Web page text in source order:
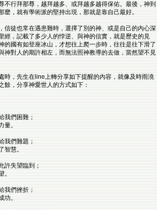
不行拜那尊，越拜越多、或拜越多越得保佑。最後，神到
麼，就有學術派的堅持出現，那就是靠自己最好。
信徒也常在遇患難時，選擇了別的神、或是自己的內心深
經，記載了多少人的悖逆、與神的信實，就是歷史的見
的國有如登座冰山，才想往上爬一步時，往往是往下滑了
神對人的期許相左，而無法照神教導的去做，當然望不見
時，先生在line上轉分享如下提醒的內容，就像及時雨澆
餘，分享神愛世人的方式如下：
我們困難；
量。
我們難題；
智慧。
許失望臨到；
。
我們挫折；
功。